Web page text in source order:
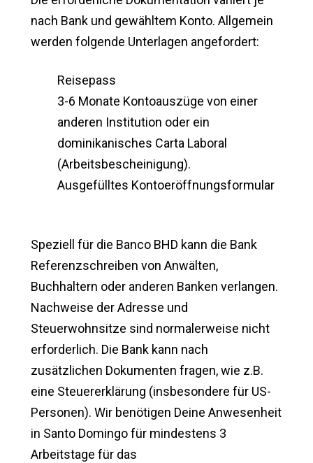
nach Bank und gewähltem Konto. Allgemein
werden folgende Unterlagen angefordert:
Reisepass
3-6 Monate Kontoauszüge von einer
anderen Institution oder ein
dominikanisches Carta Laboral
(Arbeitsbescheinigung).
Ausgefülltes Kontoeröffnungsformular
Speziell für die Banco BHD kann die Bank
Referenzschreiben von Anwälten,
Buchhaltern oder anderen Banken verlangen.
Nachweise der Adresse und
Steuerwohnsitze sind normalerweise nicht
erforderlich. Die Bank kann nach
zusätzlichen Dokumenten fragen, wie z.B.
eine Steuererklärung (insbesondere für US-
Personen). Wir benötigen Deine Anwesenheit
in Santo Domingo für mindestens 3
Arbeitstage für das